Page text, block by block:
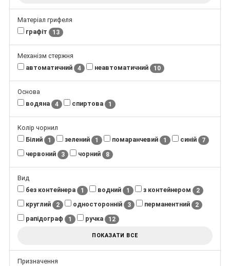
Матеріал грифеля
графіт
13
Механізм стержня
автоматичний
4 неавтоматичний 10
Основа
водяна
4 спиртова 1
Колір чорнил
Білий
1 зелений 1 помаранчевий 1 синій 7
червоний 3 чорний 8
Вид
без контейнера
1 водний 1 з контейнером 2
круглий 2 односторонній 3 перманентний 2
рапідограф 1 ручка 12
ПОКАЗАТИ ВСЕ
Призначення